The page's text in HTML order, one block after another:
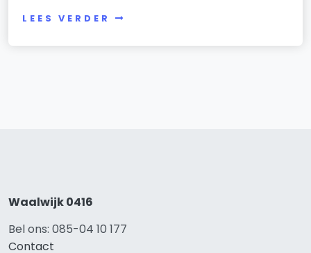
LEES VERDER
Waalwijk 0416
Bel ons: 085-04 10 177
Contact